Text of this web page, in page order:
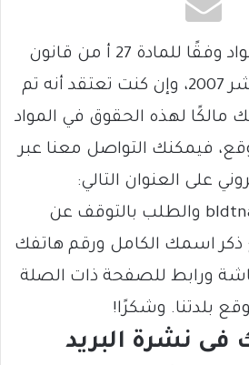
يتم الاستخدام المواد وفقًا للمادة 27 أ من قانون
حقوق التأليف والنشر 2007، وإن كنت تعتقد أنه تم
مالكًا لهذه الحقوق في المواد
فيمكنك التواصل معنا عبر
على العنوان التالي:
bldtna3@gmail.com والطلب بالتوقف عن
ذكر اسمك الكامل ورقم هاتفك
ورابط للصفحة ذات الصلة
بلدتنا. وشكرًا!
فى نشرة البريد